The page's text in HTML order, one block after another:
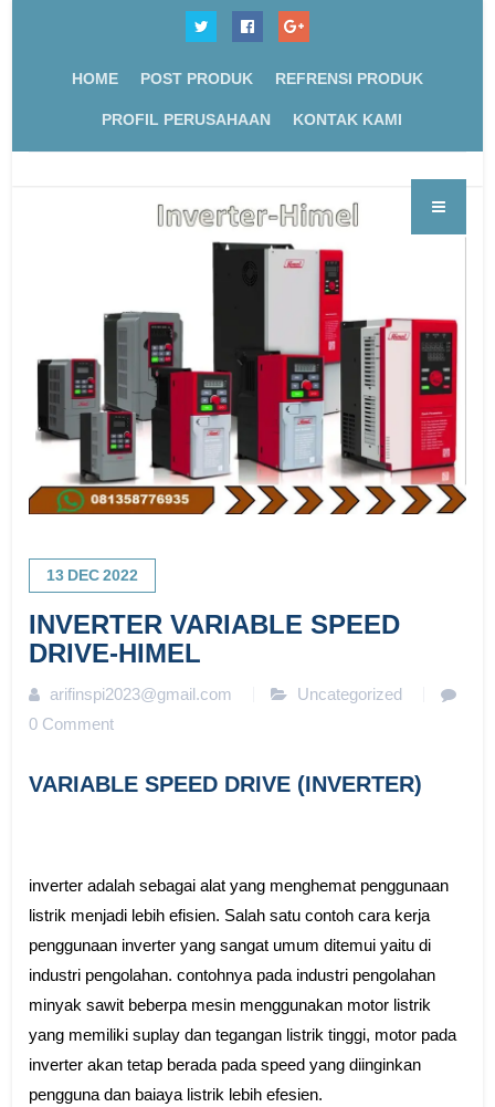
HOME POST PRODUK REFRENSI PRODUK
PROFIL PERUSAHAAN KONTAK KAMI
13 DEC 2022
INVERTER VARIABLE SPEED
DRIVE-HIMEL
arifinspi2023@gmail.com
Uncategorized
0 Comment
VARIABLE SPEED DRIVE (INVERTER)
inverter adalah sebagai alat yang menghemat penggunaan
listrik menjadi lebih efisien. Salah satu contoh cara kerja
penggunaan inverter yang sangat umum ditemui yaitu di
industri pengolahan. contohnya pada industri pengolahan
minyak sawit beberpa mesin menggunakan motor listrik
yang memiliki suplay dan tegangan listrik tinggi, motor pada
inverter akan tetap berada pada speed yang diinginkan
pengguna dan baiaya listrik lebih efesien.